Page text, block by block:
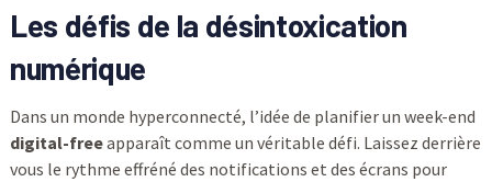
Les défis de la désintoxication
numérique
Dans un monde hyperconnecté, l’idée de planifier un week-end
digital-freeapparaît comme un véritable défi. Laissez derrière
vous le rythme effréné des notifications et des écrans pour